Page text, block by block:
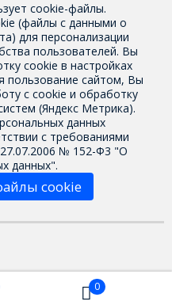
cookie-файлы.
(файлы с данными о
для персонализации
пользователей. Вы
cookie в настройках
пользование сайтом, Вы
с cookie и обработку
(Яндекс Метрика).
данных
с требованиями
№ 152-Ф3 "О
данных".
cookie
0